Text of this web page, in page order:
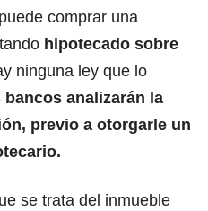
comprar una
hipotecado sobre
ninguna ley que lo
bancos analizarán la
previo a otorgarle un
se trata del inmueble